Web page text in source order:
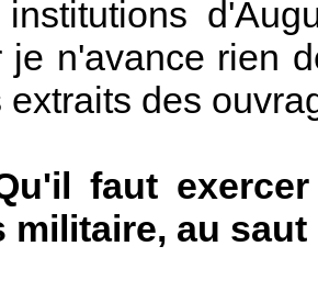
je n'avance rien
extraits des
faut
militaire, au